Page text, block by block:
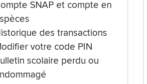
SNAP et compte en
des transactions
votre code PIN
scolaire perdu ou